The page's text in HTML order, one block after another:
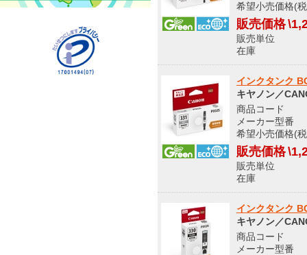
希望小売価格(
販売価格
販売単
在庫
インクタンク
キヤノン／
商品コード
メーカー型番
希望小売価格(
販売価格
販売単
在庫
インクタンク
キヤノン／
商品コード
メーカー型番